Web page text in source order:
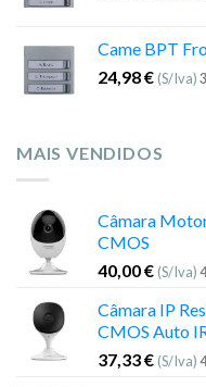
Came BPT
24,98€ (S/Iva)
MAIS VENDIDOS
Câmara
CMOS
40,00€ (S/Iva)
Câmara IP
CMOS Auto
37,33€ (S/Iva)